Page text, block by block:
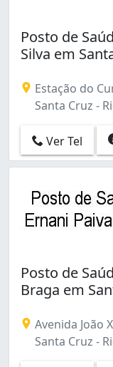
Honório
Inhoaíba (9)
Itanhangá (1)
Jacarepaguá (6)
Jardim América
Jardim Carioca
Leblon (1)
Leme (1)
Lins de
Mangueira (1)
Manguinhos (2)
Maré (6)
Méier (1)
Posto de
Silva em
Estação do
Santa Cruz -
Ver Tel
Posto de
Braga em
Avenida João
Santa Cruz -